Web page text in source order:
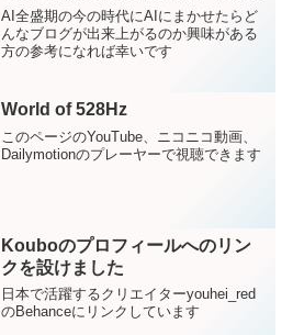
しました
AI全盛期の今の時代にAIにまかせたらど
んなブログが出来上がるのか興味がある
方の参考になれば幸いです
World of 528Hz
このページのYouTube、ニコニコ動画、
Dailymotionのプレーヤーで視聴できます
Kouboのプロフィールへのリン
クを設けました
日本で活躍するクリエイターyouhei_red
のBehanceにリンクしています